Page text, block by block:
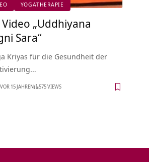
YOGATHERAPIE
„Uddhiyana
Sara“
Kriyas für die Gesundheit der
VOR 15 JAHREN 575 VIEWS